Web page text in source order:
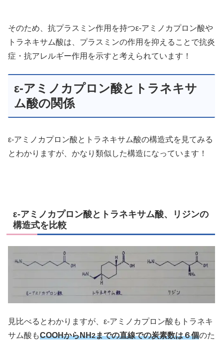
そのため、抗プラスミン作用を持つε-アミノカプロン酸や
トラネキサム酸は、プラスミンの作用を抑えることで抗炎
症・抗アレルギー作用を示すと考えられています！
ε-アミノカプロン酸とトラネキサ
ム酸の関係
ε-アミノカプロン酸とトラネキサム酸の構造式を見てみる
とわかりますが、かなり類似した構造になっています！
ε-アミノカプロン酸とトラネキサム酸、リジンの
構造式を比較
見比べるとわかりますが、ε-アミノカプロン酸もトラネキ
サム酸もCOOHからNH2までの直線での炭素数は６個のた